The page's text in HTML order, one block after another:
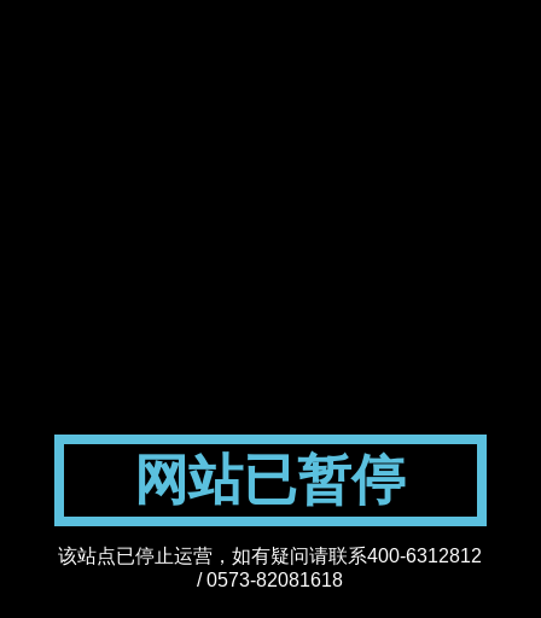
网站已暂停
该站点已停止运营，如有疑问请联系400-6312812
/ 0573-82081618